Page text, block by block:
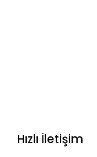
Hızlı İletişim